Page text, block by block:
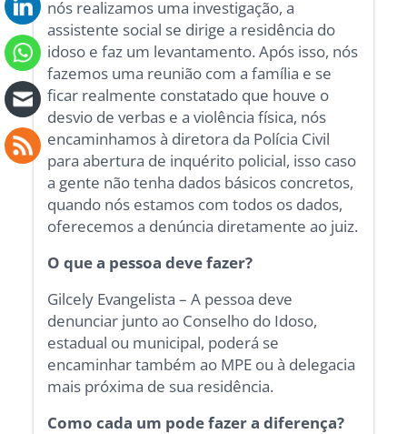
nós realizamos uma investigação, a
assistente social se dirige a residência do
idoso e faz um levantamento. Após isso, nós
fazemos uma reunião com a família e se
ficar realmente constatado que houve o
desvio de verbas e a violência física, nós
encaminhamos à diretora da Polícia Civil
para abertura de inquérito policial, isso caso
a gente não tenha dados básicos concretos,
quando nós estamos com todos os dados,
oferecemos a denúncia diretamente ao juiz.
O que a pessoa deve fazer?
Gilcely Evangelista – A pessoa deve
denunciar junto ao Conselho do Idoso,
estadual ou municipal, poderá se
encaminhar também ao MPE ou à delegacia
mais próxima de sua residência.
Como cada um pode fazer a diferença?